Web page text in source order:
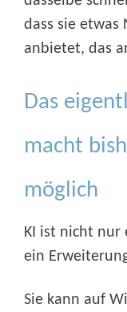
dass sie etwas
anbietet, das
Das
macht
möglich
KI ist nicht nur
ein
Sie kann auf